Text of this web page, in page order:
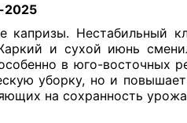
2025
капризы. Нестабильный
и сухой июнь
в юго-восточных
уборку, но и
на сохранность